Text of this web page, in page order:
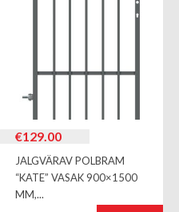
€129.00
JALGVÄRAV POLBRAM
“KATE” VASAK 900×1500
MM,...